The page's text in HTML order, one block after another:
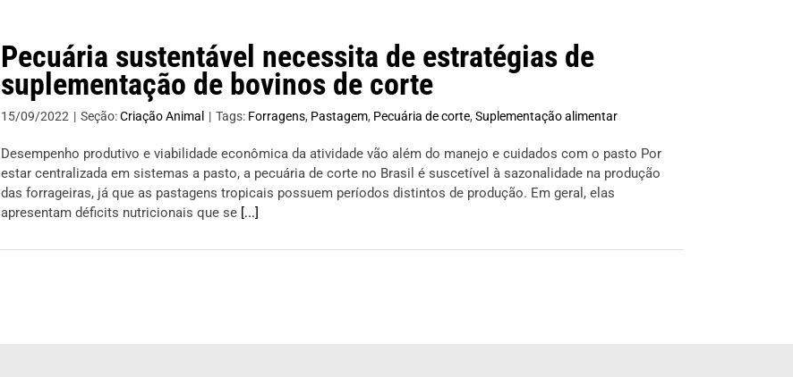
Pecuária sustentável necessita de estratégias de
suplementação de bovinos de corte
15/09/2022 | Seção:Criação Animal | Tags: Forragens, Pastagem, Pecuária de corte, Suplementação alimentar
Desempenho produtivo e viabilidade econômica da atividade vão além do manejo e cuidados com o pasto Por
estar centralizada em sistemas a pasto, a pecuária de corte no Brasil é suscetível à sazonalidade na produção
das forrageiras, já que as pastagens tropicais possuem períodos distintos de produção. Em geral, elas
apresentam déficits nutricionais que se [...]